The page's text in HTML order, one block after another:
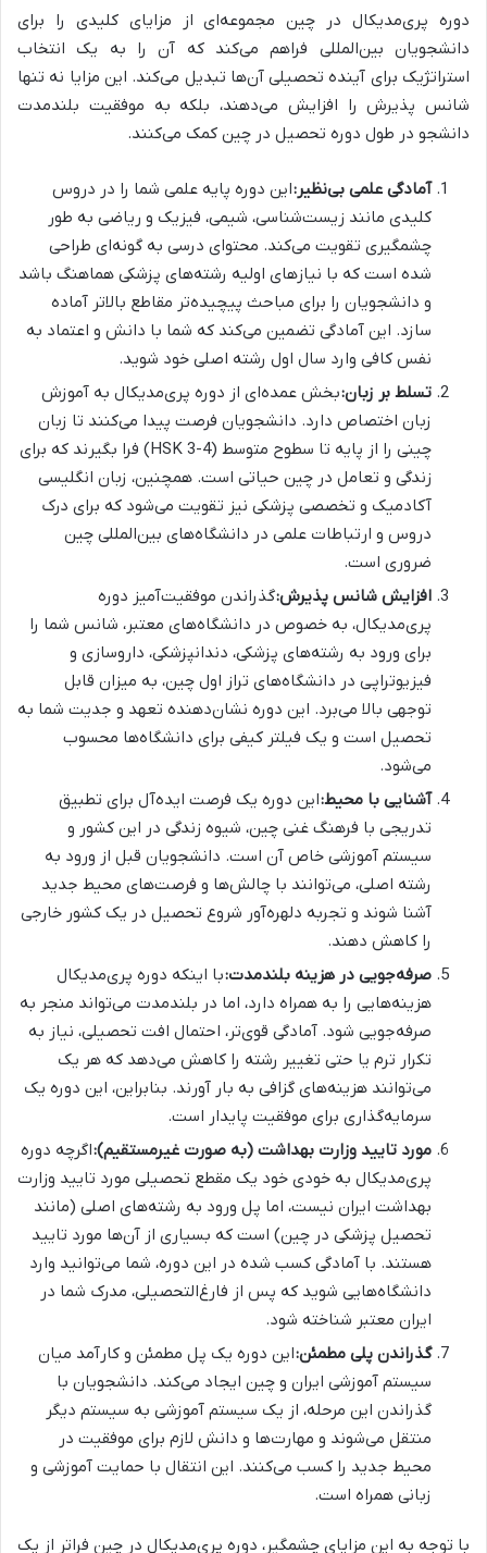
دوره پری‌مدیکال در چین مجموعه‌ای از مزایای کلیدی را برای
دانشجویان بین‌المللی فراهم می‌کند که آن را به یک انتخاب
استراتژیک برای آینده تحصیلی آن‌ها تبدیل می‌کند. این مزایا نه تنها
شانس پذیرش را افزایش می‌دهند، بلکه به موفقیت بلندمدت
دانشجو در طول دوره تحصیل در چین کمک می‌کنند.
آمادگی علمی بی‌نظیر:این دوره پایه علمی شما را در دروس
کلیدی مانند زیست‌شناسی، شیمی، فیزیک و ریاضی به طور
چشمگیری تقویت می‌کند. محتوای درسی به گونه‌ای طراحی
شده است که با نیازهای اولیه رشته‌های پزشکی هماهنگ باشد
و دانشجویان را برای مباحث پیچیده‌تر مقاطع بالاتر آماده
سازد. این آمادگی تضمین می‌کند که شما با دانش و اعتماد به
نفس کافی وارد سال اول رشته اصلی خود شوید.
تسلط بر زبان:بخش عمده‌ای از دوره پری‌مدیکال به آموزش
زبان اختصاص دارد. دانشجویان فرصت پیدا می‌کنند تا زبان
چینی را از پایه تا سطوح متوسط (HSK 3-4) فرا بگیرند که برای
زندگی و تعامل در چین حیاتی است. همچنین، زبان انگلیسی
آکادمیک و تخصصی پزشکی نیز تقویت می‌شود که برای درک
دروس و ارتباطات علمی در دانشگاه‌های بین‌المللی چین
ضروری است.
افزایش شانس پذیرش:گذراندن موفقیت‌آمیز دوره
پری‌مدیکال، به خصوص در دانشگاه‌های معتبر، شانس شما را
برای ورود به رشته‌های پزشکی، دندانپزشکی، داروسازی و
فیزیوتراپی در دانشگاه‌های تراز اول چین، به میزان قابل
توجهی بالا می‌برد. این دوره نشان‌دهنده تعهد و جدیت شما به
تحصیل است و یک فیلتر کیفی برای دانشگاه‌ها محسوب
می‌شود.
آشنایی با محیط:این دوره یک فرصت ایده‌آل برای تطبیق
تدریجی با فرهنگ غنی چین، شیوه زندگی در این کشور و
سیستم آموزشی خاص آن است. دانشجویان قبل از ورود به
رشته اصلی، می‌توانند با چالش‌ها و فرصت‌های محیط جدید
آشنا شوند و تجربه دلهره‌آور شروع تحصیل در یک کشور خارجی
را کاهش دهند.
صرفه‌جویی در هزینه بلندمدت:با اینکه دوره پری‌مدیکال
هزینه‌هایی را به همراه دارد، اما در بلندمدت می‌تواند منجر به
صرفه‌جویی شود. آمادگی قوی‌تر، احتمال افت تحصیلی، نیاز به
تکرار ترم یا حتی تغییر رشته را کاهش می‌دهد که هر یک
می‌توانند هزینه‌های گزافی به بار آورند. بنابراین، این دوره یک
سرمایه‌گذاری برای موفقیت پایدار است.
مورد تایید وزارت بهداشت (به صورت غیرمستقیم):اگرچه دوره
پری‌مدیکال به خودی خود یک مقطع تحصیلی مورد تایید وزارت
بهداشت ایران نیست، اما پل ورود به رشته‌های اصلی (مانند
تحصیل پزشکی در چین) است که بسیاری از آن‌ها مورد تایید
هستند. با آمادگی کسب شده در این دوره، شما می‌توانید وارد
دانشگاه‌هایی شوید که پس از فارغ‌التحصیلی، مدرک شما در
ایران معتبر شناخته شود.
گذراندن پلی مطمئن:این دوره یک پل مطمئن و کارآمد میان
سیستم آموزشی ایران و چین ایجاد می‌کند. دانشجویان با
گذراندن این مرحله، از یک سیستم آموزشی به سیستم دیگر
منتقل می‌شوند و مهارت‌ها و دانش لازم برای موفقیت در
محیط جدید را کسب می‌کنند. این انتقال با حمایت آموزشی و
زبانی همراه است.
با توجه به این مزایای چشمگیر، دوره پری‌مدیکال در چین فراتر از یک